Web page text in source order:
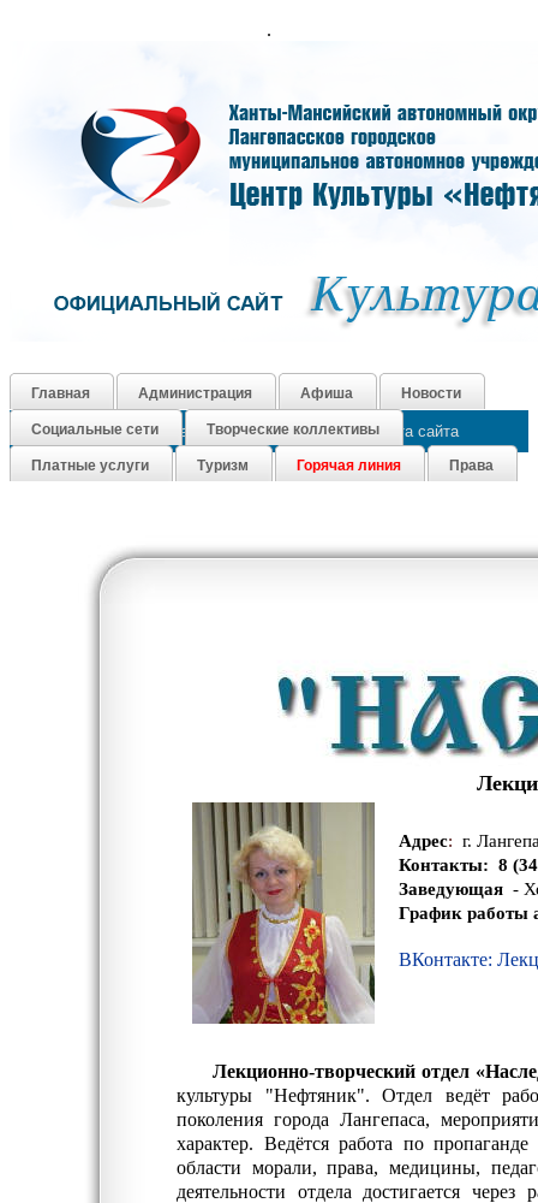
.
Главная
Как нас найти Контакты График работы Карта сайта
Администрация Афиша Новости
Социальные сети Творческие коллективы
Платные услуги Туризм Горячая линия Права
Адрес: г.
Контакты: 8
Заведующая -
График работы
ВКонтакте: Л
Лекционно-творческий отдел
культуры "Нефтяник". Отдел ведёт
поколения города Лангепаса,
характер. Ведётся работа по
области морали, права, медицины,
деятельности отдела достигается